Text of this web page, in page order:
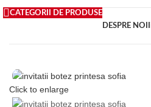
CATEGORII DE PRODUSE
DESPRE NOI
Click to enlarge